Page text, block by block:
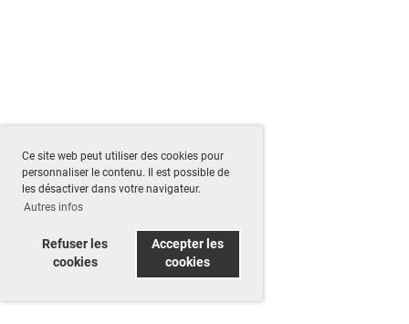
Ce site web peut utiliser des cookies pour
personnaliser le contenu. Il est possible de
les désactiver dans votre navigateur.
Autres infos
Refuser les
cookies
Accepter les
cookies